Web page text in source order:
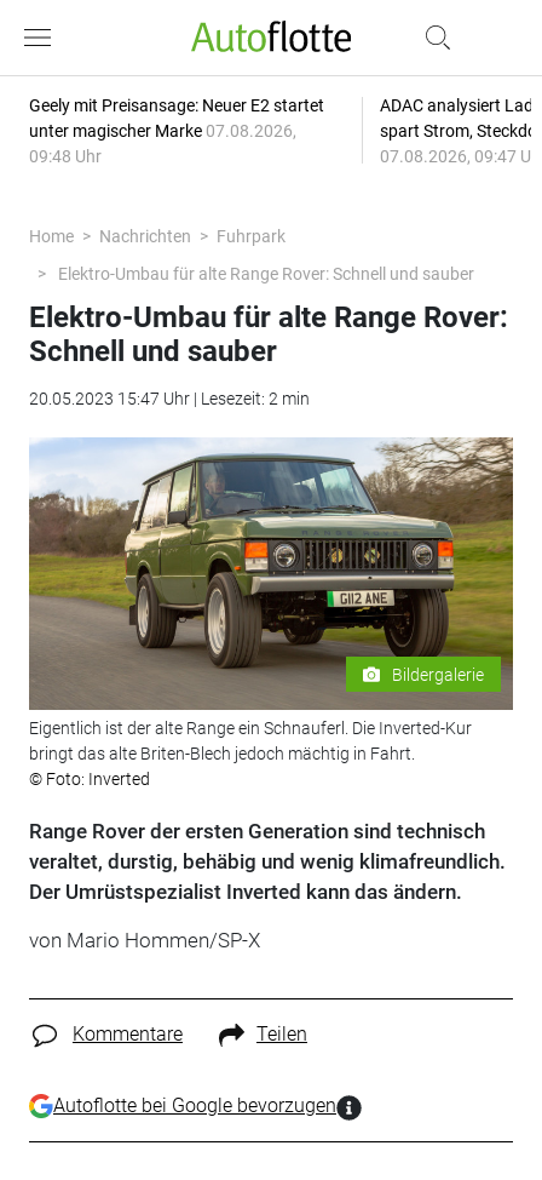
Geely mit Preisansage: Neuer E2 startet
unter magischer Marke 07.08.2026,
09:48 Uhr
ADAC analysiert
spart Strom,
07.08.2026, 09:47
Home Nachrichten
Fuhrpark
Elektro-Umbau für alte Range Rover: Schnell und sauber
Elektro-Umbau für alte Range Rover:
Schnell und sauber
20.05.2023 15:47 Uhr | Lesezeit: 2 min
Bildergalerie
Eigentlich ist der alte Range ein Schnauferl. Die Inverted-Kur
bringt das alte Briten-Blech jedoch mächtig in Fahrt.
© Foto: Inverted
Range Rover der ersten Generation sind technisch
veraltet, durstig, behäbig und wenig klimafreundlich.
Der Umrüstspezialist Inverted kann das ändern.
von Mario Hommen/SP-X
Kommentare Teilen
Autoflotte bei Google bevorzugen